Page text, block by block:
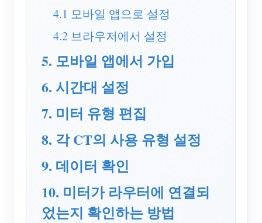
가상 계량기
에너지 예측 및 시뮬레이션 시스템
애플리케이션
태양광 PV 시스템 에너지 모니터
전기 사용량 모니터
PV 히터 제어 시스템
홈 자동화
스토어
리소스
제품 빠른 시작
문서
튜토리얼 비디오
FAQ
커뮤니티
기여자 프로그램
기여자 센터
IAMMETER 활동
솔루션
문의
회사 소개
4.1 모바일 앱으로 설정
4.2 브라우저에서 설정
5. 모바일 앱에서 가입
6. 시간대 설정
7. 미터 유형 편집
8. 각 CT의 사용 유형 설정
9. 데이터 확인
10. 미터가 라우터에 연결되
었는지 확인하는 방법